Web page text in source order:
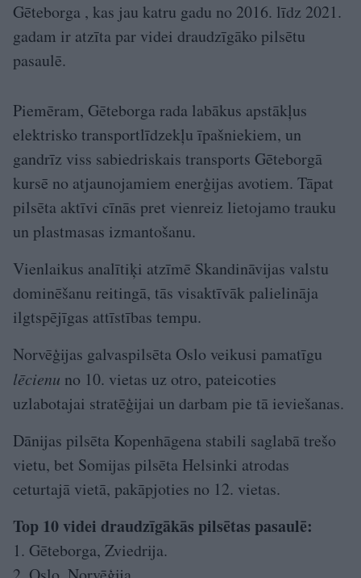
Gēteborga , kas jau katru gadu no 2016. līdz 2021.
gadam ir atzīta par videi draudzīgāko pilsētu
pasaulē.
Piemēram, Gēteborga rada labākus apstākļus
elektrisko transportlīdzekļu īpašniekiem, un
gandrīz viss sabiedriskais transports Gēteborgā
kursē no atjaunojamiem enerģijas avotiem. Tāpat
pilsēta aktīvi cīnās pret vienreiz lietojamo trauku
un plastmasas izmantošanu.
Vienlaikus analītiķi atzīmē Skandināvijas valstu
dominēšanu reitingā, tās visaktīvāk palielināja
ilgtspējīgas attīstības tempu.
Norvēģijas galvaspilsēta Oslo veikusi pamatīgu
lēcienu no 10. vietas uz otro, pateicoties
uzlabotajai stratēģijai un darbam pie tā ieviešanas.
Dānijas pilsēta Kopenhāgena stabili saglabā trešo
vietu, bet Somijas pilsēta Helsinki atrodas
ceturtajā vietā, pakāpjoties no 12. vietas.
Top 10 videi draudzīgākās pilsētas pasaulē:
1. Gēteborga, Zviedrija.